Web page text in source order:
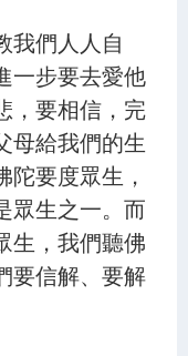
我們人人自
一步要去愛他
，要相信，完
母給我們的生
要度眾生，
眾生之一。而
生，我們聽佛
要信解、要解